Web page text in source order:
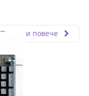
Прочети повече